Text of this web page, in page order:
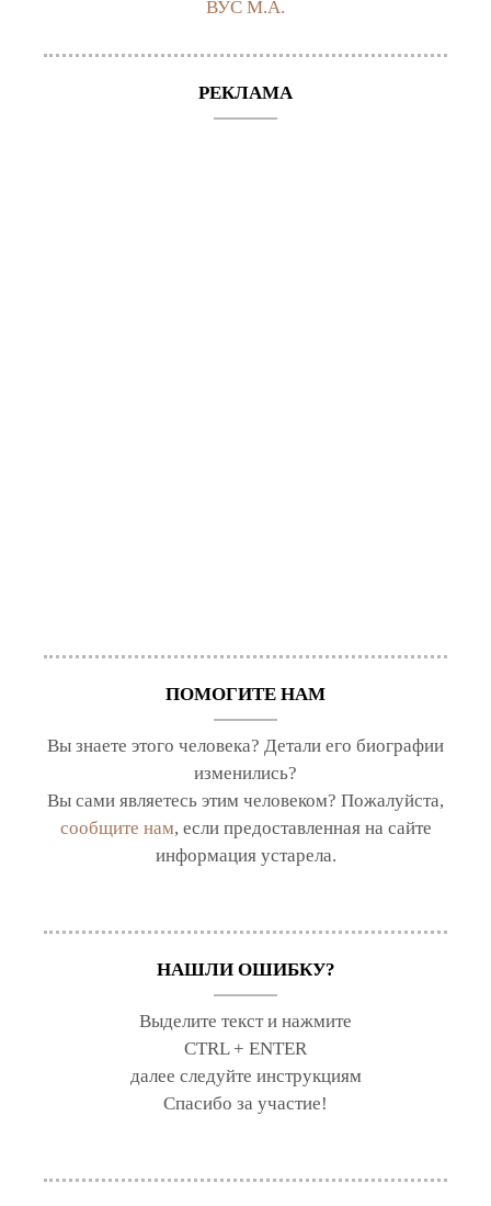
ВУС М.А.
РЕКЛАМА
ПОМОГИТЕ НАМ
Вы знаете этого человека? Детали его биографии
изменились?
Вы сами являетесь этим человеком? Пожалуйста,
сообщите нам, если предоставленная на сайте
информация устарела.
НАШЛИ ОШИБКУ?
Выделите текст и нажмите
CTRL + ENTER
далее следуйте инструкциям
Спасибо за участие!